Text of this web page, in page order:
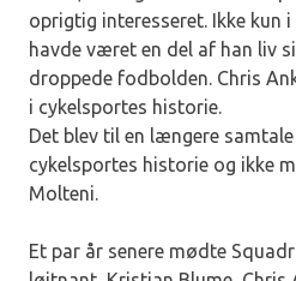
oprigtig interesseret. Ikke kun
havde været en del af han liv
droppede fodbolden. Chris
i cykelsportes historie.
Det blev til en længere
cykelsportes historie og ikke
Molteni.
Et par år senere mødte